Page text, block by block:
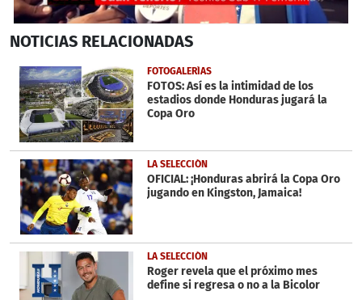
seconds
3
minutes,
10
seconds
NOTICIAS RELACIONADAS
FOTOGALERÍAS
FOTOS: Así es la intimidad de los
estadios donde Honduras jugará la
Copa Oro
LA SELECCIÓN
OFICIAL: ¡Honduras abrirá la Copa Oro
jugando en Kingston, Jamaica!
LA SELECCIÓN
Roger revela que el próximo mes
define si regresa o no a la Bicolor